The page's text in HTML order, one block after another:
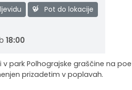
Pot do lokacije
18:00
v park Polhograjske graščine na
prizadetim v poplavah.
varstva
otrok